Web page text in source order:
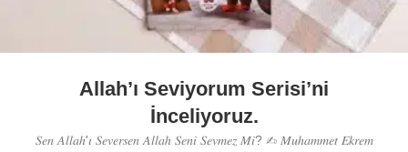
Allah’ı Seviyorum Serisi’ni
İnceliyoruz.
𝑆𝑒𝑛 𝐴𝑙𝑙𝑎ℎ'𝚤 𝑆𝑒𝑣𝑒𝑟𝑠𝑒𝑛 𝐴𝑙𝑙𝑎ℎ 𝑆𝑒𝑛𝑖 𝑆𝑒𝑣𝑚𝑒𝑧 𝑀𝑖? ✍︎ 𝑀𝑢ℎ𝑎𝑚𝑚𝑒𝑡 𝐸𝑘𝑟𝑒𝑚